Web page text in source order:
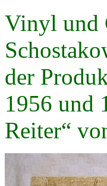
Vinyl und
der
1956 und
Reiter“